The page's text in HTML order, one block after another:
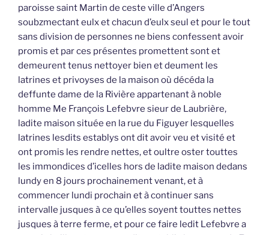
paroisse saint Martin de ceste ville d’Angers
soubzmectant eulx et chacun d’eulx seul et pour le tout
sans division de personnes ne biens confessent avoir
promis et par ces présentes promettent sont et
demeurent tenus nettoyer bien et deument les
latrines et privoyses de la maison où décéda la
deffunte dame de la Rivière appartenant à noble
homme Me François Lefebvre sieur de Laubrière,
ladite maison située en la rue du Figuyer lesquelles
latrines lesdits establys ont dit avoir veu et visité et
ont promis les rendre nettes, et oultre oster touttes
les immondices d’icelles hors de ladite maison dedans
lundy en 8 jours prochainement venant, et à
commencer lundi prochain et à continuer sans
intervalle jusques à ce qu’elles soyent touttes nettes
jusques à terre ferme, et pour ce faire ledit Lefebvre a